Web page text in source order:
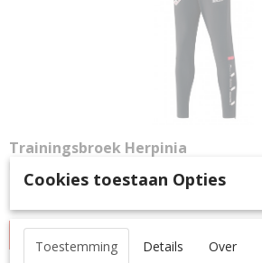
Trainingsbroek Herpinia
Cookies toestaan Opties
Toestemming Details Over